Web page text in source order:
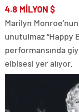
4.8 MİLYON $
Marilyn
unutulmaz “Happy
performansında
elbisesi yer alıyor.